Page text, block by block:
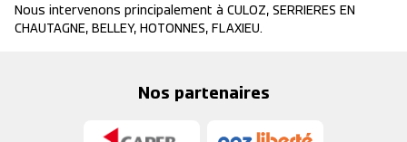
Nous intervenons principalement à CULOZ, SERRIERES EN
CHAUTAGNE, BELLEY, HOTONNES, FLAXIEU.
Nos partenaires